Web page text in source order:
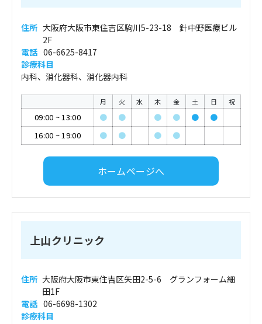
住所 大阪府大阪市東住吉区駒川5-23-18 針中野医療ビル
2F
電話 06-6625-8417
診療科目
内科、消化器科、消化器内科
月 火 水 木 金 土 日 祝
09:00 ~13:00 ● ● ● ● ●
●
16:00 ~19:00 ● ● ● ●
ホームページへ
上山クリニック
住所 大阪府大阪市東住吉区矢田2-5-6 グランフォーム細
田1F
電話 06-6698-1302
診療科目